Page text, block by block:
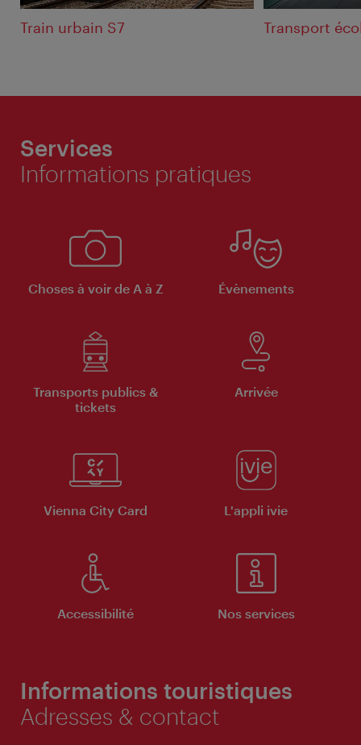
Train urbain S7 Transport
Services
Informations pratiques
Choses à voir de A à Z Évènements
Transports publics &
tickets
Arrivée
Vienna City Card L'appli ivie
Accessibilité Nos services
Informations touristiques
Adresses & contact